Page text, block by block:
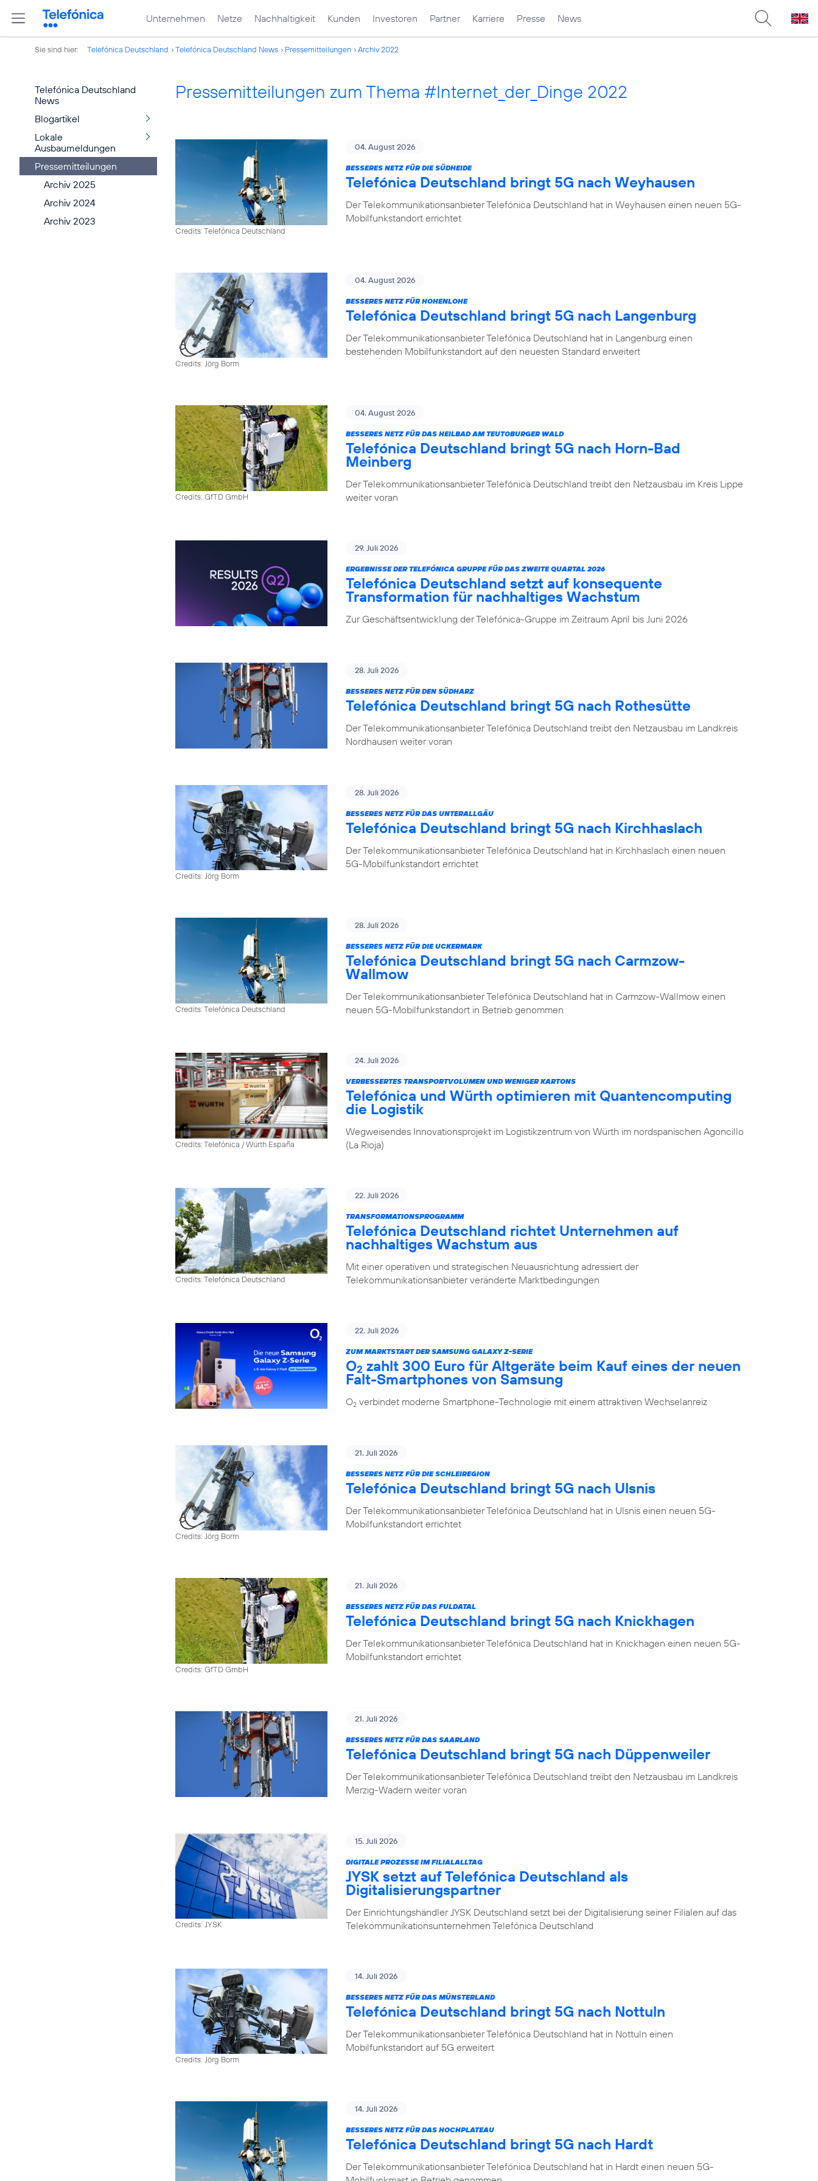
Unternehmen Netze Nachhaltigkeit Kunden Investoren Partner Karriere Presse News
Sie sind hier: Telefónica Deutschland Telefónica Deutschland News Pressemitteilungen Archiv 2022
Telefónica Deutschland
News
Blogartikel
Lokale
Ausbaumeldungen
Pressemitteilungen
Archiv 2025
Archiv 2024
Archiv 2023
Pressemitteilungen zum Thema #Internet_der_Dinge 2022
Credits: Telefónica Deutschland
04. August 2026
BESSERES NETZ FÜR DIE SÜDHEIDE
Telefónica Deutschland bringt 5G nach Weyhausen
Der Telekommunikationsanbieter Telefónica Deutschland hat in Weyhausen einen neuen 5G-
Mobilfunkstandort errichtet
Credits: Jörg Borm
04. August 2026
BESSERES NETZ FÜR HOHENLOHE
Telefónica Deutschland bringt 5G nach Langenburg
Der Telekommunikationsanbieter Telefónica Deutschland hat in Langenburg einen
bestehenden Mobilfunkstandort auf den neuesten Standard erweitert
Credits: GfTD GmbH
04. August 2026
BESSERES NETZ FÜR DAS HEILBAD AM TEUTOBURGER WALD
Telefónica Deutschland bringt 5G nach Horn-Bad
Meinberg
Der Telekommunikationsanbieter Telefónica Deutschland treibt den Netzausbau im Kreis Lippe
weiter voran
29. Juli 2026
ERGEBNISSE DER TELEFÓNICA GRUPPE FÜR DAS ZWEITE QUARTAL 2026
Telefónica Deutschland setzt auf konsequente
Transformation für nachhaltiges Wachstum
Zur Geschäftsentwicklung der Telefónica-Gruppe im Zeitraum April bis Juni 2026
28. Juli 2026
BESSERES NETZ FÜR DEN SÜDHARZ
Telefónica Deutschland bringt 5G nach Rothesütte
Der Telekommunikationsanbieter Telefónica Deutschland treibt den Netzausbau im Landkreis
Nordhausen weiter voran
Credits: Jörg Borm
28. Juli 2026
BESSERES NETZ FÜR DAS UNTERALLGÄU
Telefónica Deutschland bringt 5G nach Kirchhaslach
Der Telekommunikationsanbieter Telefónica Deutschland hat in Kirchhaslach einen neuen
5G-Mobilfunkstandort errichtet
Credits: Telefónica Deutschland
28. Juli 2026
BESSERES NETZ FÜR DIE UCKERMARK
Telefónica Deutschland bringt 5G nach Carmzow-
Wallmow
Der Telekommunikationsanbieter Telefónica Deutschland hat in Carmzow-Wallmow einen
neuen 5G-Mobilfunkstandort in Betrieb genommen
Credits: Telefónica / Würth España
24. Juli 2026
VERBESSERTES TRANSPORTVOLUMEN UND WENIGER KARTONS
Telefónica und Würth optimieren mit Quantencomputing
die Logistik
Wegweisendes Innovationsprojekt im Logistikzentrum von Würth im nordspanischen Agoncillo
(La Rioja)
Credits: Telefónica Deutschland
22. Juli 2026
TRANSFORMATIONSPROGRAMM
Telefónica Deutschland richtet Unternehmen auf
nachhaltiges Wachstum aus
Mit einer operativen und strategischen Neuausrichtung adressiert der
Telekommunikationsanbieter veränderte Marktbedingungen
22. Juli 2026
ZUM MARKTSTART DER SAMSUNG GALAXY Z-SERIE
O2 zahlt 300 Euro für Altgeräte beim Kauf eines der neuen
Falt-Smartphones von Samsung
O2 verbindet moderne Smartphone-Technologie mit einem attraktiven Wechselanreiz
Credits: Jörg Borm
21. Juli 2026
BESSERES NETZ FÜR DIE SCHLEIREGION
Telefónica Deutschland bringt 5G nach Ulsnis
Der Telekommunikationsanbieter Telefónica Deutschland hat in Ulsnis einen neuen 5G-
Mobilfunkstandort errichtet
Credits: GfTD GmbH
21. Juli 2026
BESSERES NETZ FÜR DAS FULDATAL
Telefónica Deutschland bringt 5G nach Knickhagen
Der Telekommunikationsanbieter Telefónica Deutschland hat in Knickhagen einen neuen 5G-
Mobilfunkstandort errichtet
21. Juli 2026
BESSERES NETZ FÜR DAS SAARLAND
Telefónica Deutschland bringt 5G nach Düppenweiler
Der Telekommunikationsanbieter Telefónica Deutschland treibt den Netzausbau im Landkreis
Merzig-Wadern weiter voran
Credits: JYSK
15. Juli 2026
DIGITALE PROZESSE IM FILIALALLTAG
JYSK setzt auf Telefónica Deutschland als
Digitalisierungspartner
Der Einrichtungshändler JYSK Deutschland setzt bei der Digitalisierung seiner Filialen auf das
Telekommunikationsunternehmen Telefónica Deutschland
Credits: Jörg Borm
14. Juli 2026
BESSERES NETZ FÜR DAS MÜNSTERLAND
Telefónica Deutschland bringt 5G nach Nottuln
Der Telekommunikationsanbieter Telefónica Deutschland hat in Nottuln einen
Mobilfunkstandort auf 5G erweitert
14. Juli 2026
BESSERES NETZ FÜR DAS HOCHPLATEAU
Telefónica Deutschland bringt 5G nach Hardt
Der Telekommunikationsanbieter Telefónica Deutschland hat in Hardt einen neuen 5G-